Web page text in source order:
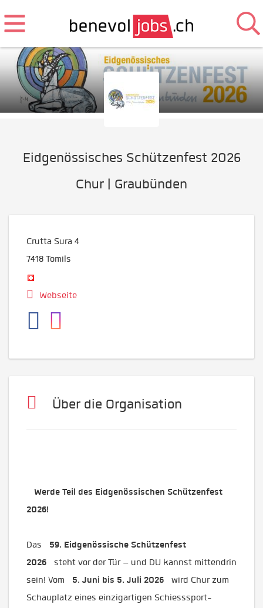
Eidgenössisches Schützenfest 2026
Chur | Graubünden
Crutta Sura 4
7418 Tomils
Webseite
Über die Organisation
Werde Teil des Eidgenössischen Schützenfest
2026!
Das 59. Eidgenössische Schützenfest
2026 steht vor der Tür – und DU kannst mittendrin
sein! Vom 5. Juni bis 5. Juli 2026 wird Chur zum
Schauplatz eines einzigartigen Schiesssport-